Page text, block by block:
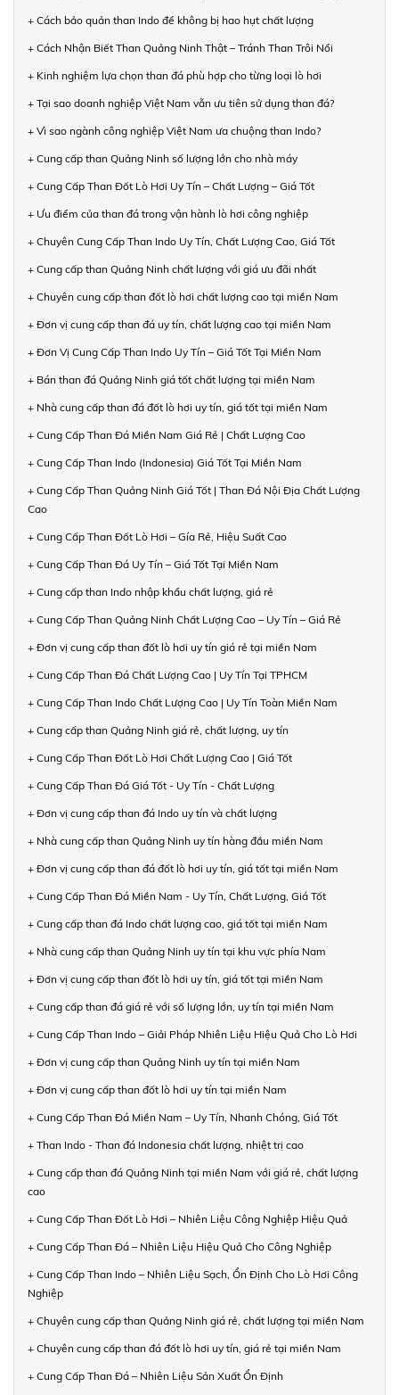
+ Cách bảo quản than Indo để không bị hao hụt chất lượng
+ Cách Nhận Biết Than Quảng Ninh Thật – Tránh Than Trôi Nổi
+ Kinh nghiệm lựa chọn than đá phù hợp cho từng loại lò hơi
+ Tại sao doanh nghiệp Việt Nam vẫn ưu tiên sử dụng than đá?
+ Vì sao ngành công nghiệp Việt Nam ưa chuộng than Indo?
+ Cung cấp than Quảng Ninh số lượng lớn cho nhà máy
+ Cung Cấp Than Đốt Lò Hơi Uy Tín – Chất Lượng – Giá Tốt
+ Ưu điểm của than đá trong vận hành lò hơi công nghiệp
+ Chuyên Cung Cấp Than Indo Uy Tín, Chất Lượng Cao, Giá Tốt
+ Cung cấp than Quảng Ninh chất lượng với giá ưu đãi nhất
+ Chuyên cung cấp than đốt lò hơi chất lượng cao tại miền Nam
+ Đơn vị cung cấp than đá uy tín, chất lượng cao tại miền Nam
+ Đơn Vị Cung Cấp Than Indo Uy Tín – Giá Tốt Tại Miền Nam
+ Bán than đá Quảng Ninh giá tốt chất lượng tại miền Nam
+ Nhà cung cấp than đá đốt lò hơi uy tín, giá tốt tại miền Nam
+ Cung Cấp Than Đá Miền Nam Giá Rẻ | Chất Lượng Cao
+ Cung Cấp Than Indo (Indonesia) Giá Tốt Tại Miền Nam
+ Cung Cấp Than Quảng Ninh Giá Tốt | Than Đá Nội Địa Chất Lượng
Cao
+ Cung Cấp Than Đốt Lò Hơi – Gía Rẻ, Hiệu Suất Cao
+ Cung Cấp Than Đá Uy Tín – Giá Tốt Tại Miền Nam
+ Cung cấp than Indo nhập khẩu chất lượng, giá rẻ
+ Cung Cấp Than Quảng Ninh Chất Lượng Cao – Uy Tín – Giá Rẻ
+ Đơn vị cung cấp than đốt lò hơi uy tín giá rẻ tại miền Nam
+ Cung Cấp Than Đá Chất Lượng Cao | Uy Tín Tại TPHCM
+ Cung Cấp Than Indo Chất Lượng Cao | Uy Tín Toàn Miền Nam
+ Cung cấp than Quảng Ninh giá rẻ, chất lượng, uy tín
+ Cung Cấp Than Đốt Lò Hơi Chất Lượng Cao | Giá Tốt
+ Cung Cấp Than Đá Giá Tốt - Uy Tín - Chất Lượng
+ Đơn vị cung cấp than đá Indo uy tín và chất lượng
+ Nhà cung cấp than Quảng Ninh uy tín hàng đầu miền Nam
+ Đơn vị cung cấp than đá đốt lò hơi uy tín, giá tốt tại miền Nam
+ Cung Cấp Than Đá Miền Nam - Uy Tín, Chất Lượng, Giá Tốt
+ Cung cấp than đá Indo chất lượng cao, giá tốt tại miền Nam
+ Nhà cung cấp than Quảng Ninh uy tín tại khu vực phía Nam
+ Đơn vị cung cấp than đốt lò hơi uy tín, giá tốt tại miền Nam
+ Cung cấp than đá giá rẻ với số lượng lớn, uy tín tại miền Nam
+ Cung Cấp Than Indo – Giải Pháp Nhiên Liệu Hiệu Quả Cho Lò Hơi
+ Đơn vị cung cấp than Quảng Ninh uy tín tại miền Nam
+ Đơn vị cung cấp than đốt lò hơi uy tín tại miền Nam
+ Cung Cấp Than Đá Miền Nam – Uy Tín, Nhanh Chóng, Giá Tốt
+ Than Indo - Than đá Indonesia chất lượng, nhiệt trị cao
+ Cung cấp than đá Quảng Ninh tại miền Nam với giá rẻ, chất lượng
cao
+ Cung Cấp Than Đốt Lò Hơi – Nhiên Liệu Công Nghiệp Hiệu Quả
+ Cung Cấp Than Đá – Nhiên Liệu Hiệu Quả Cho Công Nghiệp
+ Cung Cấp Than Indo – Nhiên Liệu Sạch, Ổn Định Cho Lò Hơi Công
Nghiệp
+ Chuyên cung cấp than Quảng Ninh giá rẻ, chất lượng tại miền Nam
+ Chuyên cung cấp than đá đốt lò hơi uy tín, giá rẻ tại miền Nam
+ Cung Cấp Than Đá – Nhiên Liệu Sản Xuất Ổn Định